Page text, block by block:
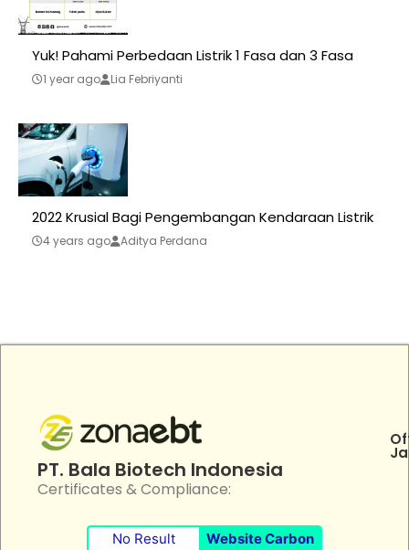
Yuk! Pahami Perbedaan Listrik 1 Fasa dan 3 Fasa
1 year ago Lia Febriyanti
2022 Krusial Bagi Pengembangan Kendaraan Listrik
4 years ago Aditya Perdana
PT. Bala Biotech Indonesia
Certificates & Compliance:
No Result Website Carbon